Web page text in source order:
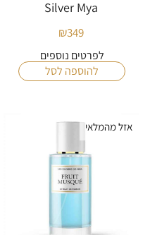
Silver Mya
₪349
לפרטים נוספים
להוספה לסל
אזל מהמלאי